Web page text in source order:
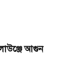
আগুন